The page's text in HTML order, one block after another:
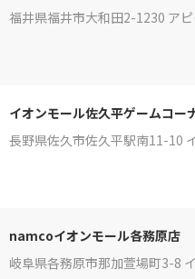
福井県福井市大和田2-1230 ア
イオンモール佐久平ゲームコー
長野県佐久市佐久平駅南11-10
namcoイオンモール各務原店
岐阜県各務原市那加萱場町3-8